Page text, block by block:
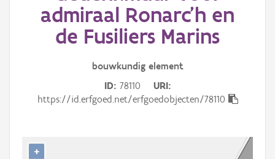
Aanduidingsobject
Gebeurtenis
Downloads
admiraal Ronarc'h en
de Fusiliers Marins
bouwkundig element
ID 78110
URI
https://id.erfgoed.net/erfgoedobjecten/78110
+